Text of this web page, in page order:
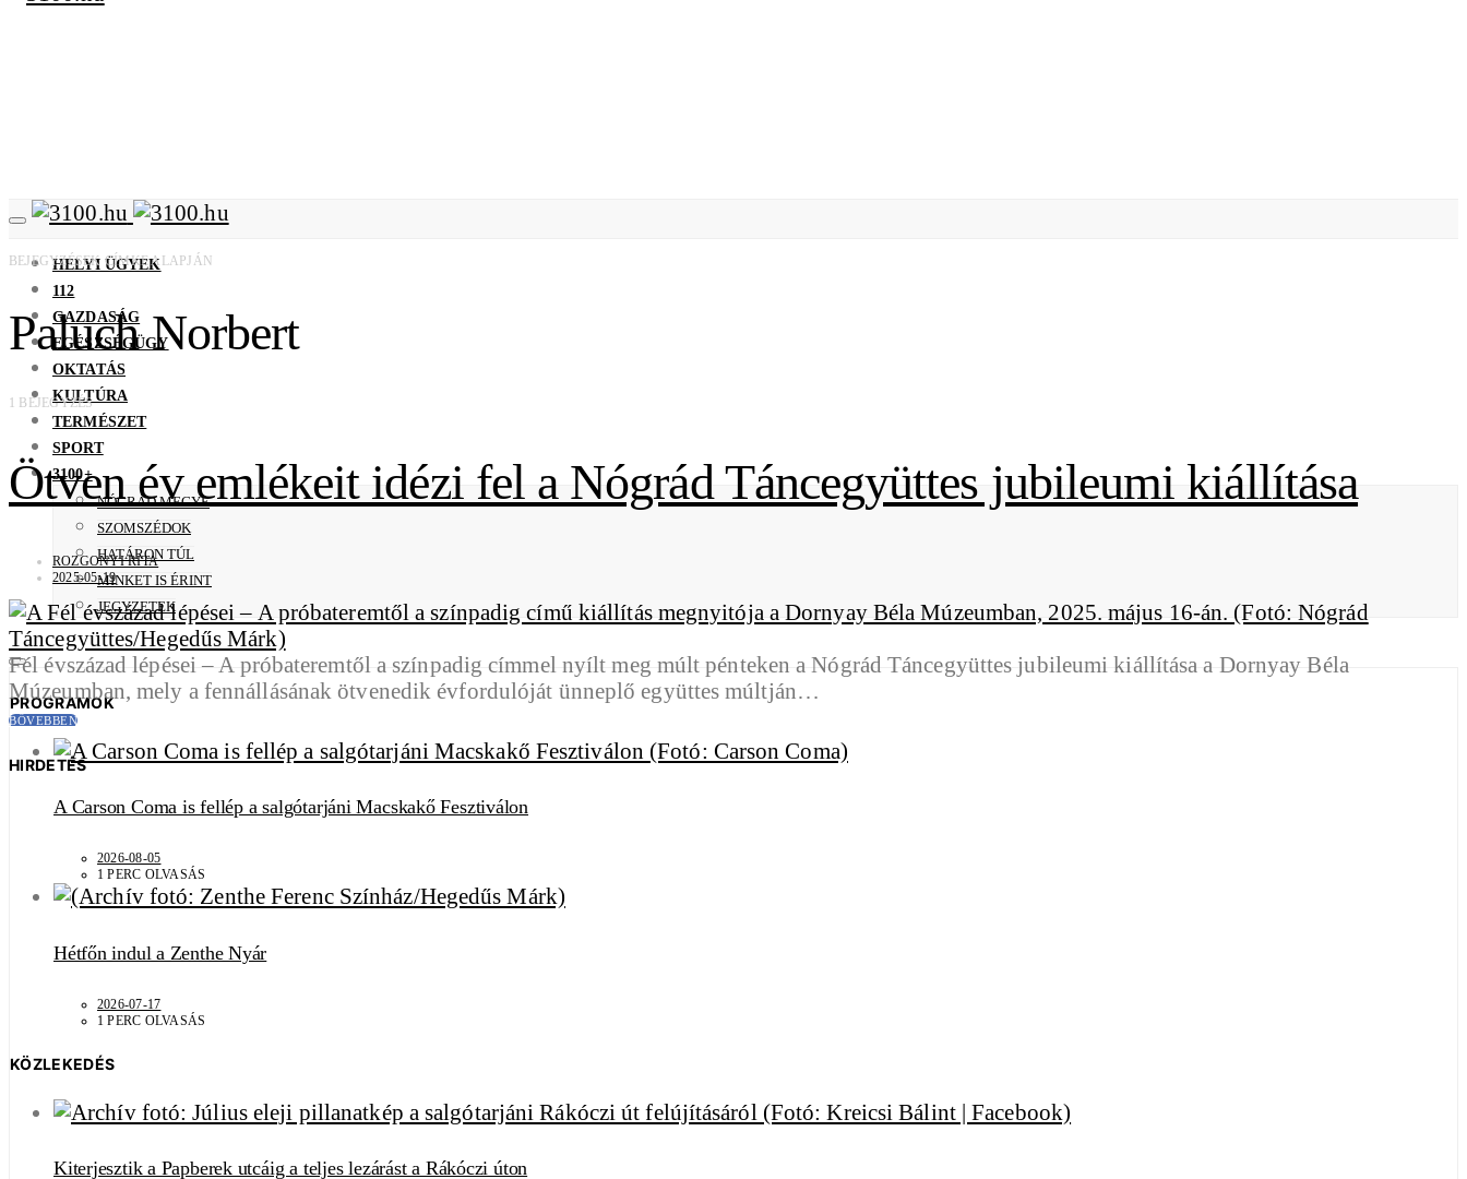
HELYI ÜGYEK
112
GAZDASÁG
EGÉSZSÉGÜGY
OKTATÁS
KULTÚRA
TERMÉSZET
SPORT
3100+
NÓGRÁD MEGYE
SZOMSZÉDOK
HATÁRON TÚL
MINKET IS ÉRINT
JEGYZETEK
PROGRAMOK
A Carson Coma is fellép a salgótarjáni Macskakő Fesztiválon
2026-08-05
1 PERC OLVASÁS
Hétfőn indul a Zenthe Nyár
2026-07-17
1 PERC OLVASÁS
KÖZLEKEDÉS
Kiterjesztik a Papberek utcáig a teljes lezárást a Rákóczi úton
BEJEGYZÉSEK CÍMKE ALAPJÁN
Paluch Norbert
1 BEJEGYZÉS
Ötven év emlékeit idézi fel a Nógrád Táncegyüttes jubileumi kiállítása
ROZGONYI RITA
2025-05-19
Fél évszázad lépései – A próbateremtől a színpadig címmel nyílt meg múlt pénteken a Nógrád Táncegyüttes jubileumi kiállítása a Dornyay Béla
Múzeumban, mely a fennállásának ötvenedik évfordulóját ünneplő együttes múltján…
BŐVEBBEN
HIRDETÉS